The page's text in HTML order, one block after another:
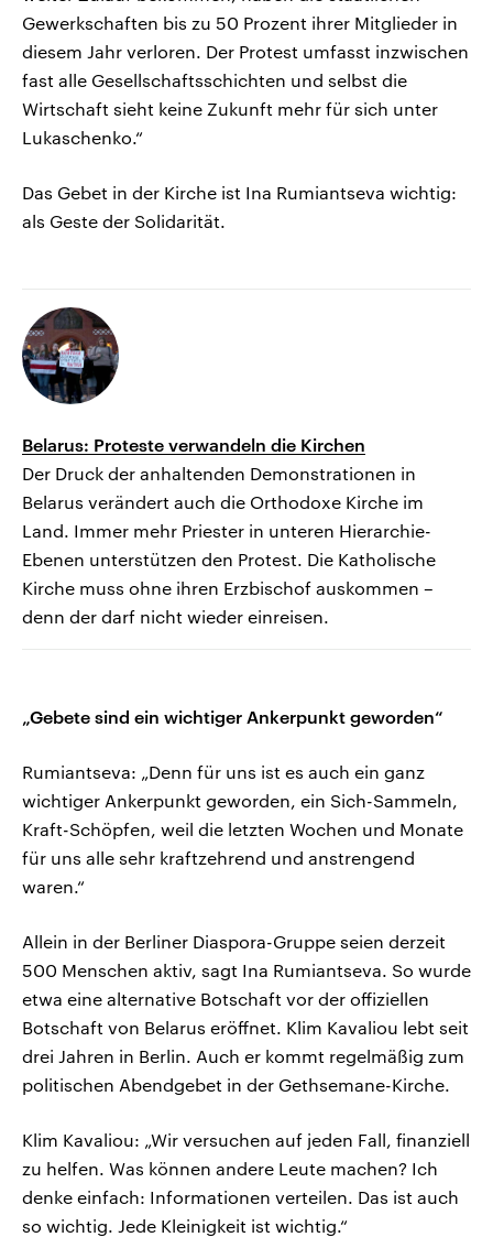
Gewerkschaften bis zu 50 Prozent ihrer Mitglieder in
diesem Jahr verloren. Der Protest umfasst inzwischen
fast alle Gesellschaftsschichten und selbst die
Wirtschaft sieht keine Zukunft mehr für sich unter
Lukaschenko.“
Das Gebet in der Kirche ist Ina Rumiantseva wichtig:
als Geste der Solidarität.
Belarus: Proteste verwandeln die Kirchen
Der Druck der anhaltenden Demonstrationen in
Belarus verändert auch die Orthodoxe Kirche im
Land. Immer mehr Priester in unteren Hierarchie-
Ebenen unterstützen den Protest. Die Katholische
Kirche muss ohne ihren Erzbischof auskommen –
denn der darf nicht wieder einreisen.
„Gebete sind ein wichtiger Ankerpunkt geworden“
Rumiantseva: „Denn für uns ist es auch ein ganz
wichtiger Ankerpunkt geworden, ein Sich-Sammeln,
Kraft-Schöpfen, weil die letzten Wochen und Monate
für uns alle sehr kraftzehrend und anstrengend
waren.“
Allein in der Berliner Diaspora-Gruppe seien derzeit
500 Menschen aktiv, sagt Ina Rumiantseva. So wurde
etwa eine alternative Botschaft vor der offiziellen
Botschaft von Belarus eröffnet. Klim Kavaliou lebt seit
drei Jahren in Berlin. Auch er kommt regelmäßig zum
politischen Abendgebet in der Gethsemane-Kirche.
Klim Kavaliou: „Wir versuchen auf jeden Fall, finanziell
zu helfen. Was können andere Leute machen? Ich
denke einfach: Informationen verteilen. Das ist auch
so wichtig. Jede Kleinigkeit ist wichtig.“